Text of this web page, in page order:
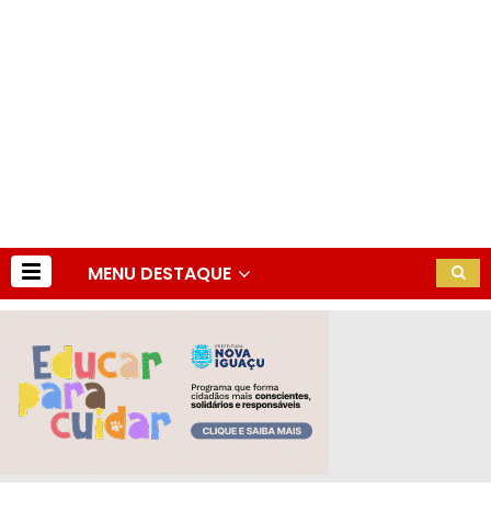
MENU DESTAQUE